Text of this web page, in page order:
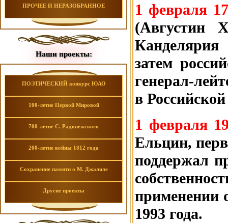
ПРОЧЕЕ И НЕРАЗОБРАННОЕ
Наши проекты:
ПОЭТИЧЕСКИЙ конкурс ЮАО
100-летие Первой Мировой
700-летие С. Радонежского
200-летие войны 1812 года
Сохранение памяти о М. Джалиле
Другие проекты
1 февраля
(Августин
затем
генерал-
в
1 февраля
Ельцин,
поддержал
применении
1993 года.